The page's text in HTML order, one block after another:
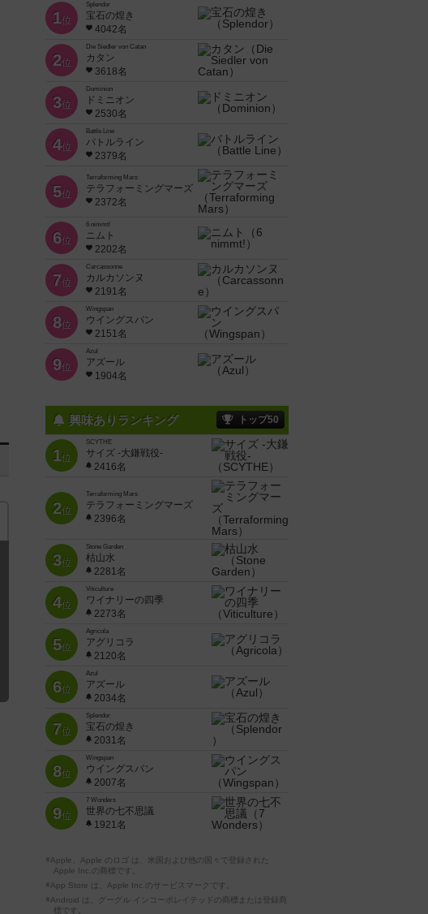
1位
Splendor
宝石の煌き
4042名
2位
Die Siedler von Catan
カタン
3618名
3位
Dominion
ドミニオン
2530名
4位
Battle Line
バトルライン
2379名
5位
Terraforming Mars
テラフォーミングマーズ
2372名
6位
6 nimmt!
ニムト
2202名
7位
Carcassonne
カルカソンヌ
2191名
8位
Wingspan
ウイングスパン
2151名
9位
Azul
アズール
1904名
興味ありランキング トップ50
1位
SCYTHE
サイズ -大鎌戦役-
2416名
2位
Terraforming Mars
テラフォーミングマーズ
2396名
3位
Stone Garden
枯山水
2281名
4位
Viticulture
ワイナリーの四季
2273名
5位
Agricola
アグリコラ
2120名
6位
Azul
アズール
2034名
7位
Splendor
宝石の煌き
2031名
8位
Wingspan
ウイングスパン
2007名
9位
7 Wonders
世界の七不思議
1921名
※Apple、Apple のロゴ は、米国および他の国々で登録された
Apple Inc.の商標です。
※App Store は、Apple Inc.のサービスマークです。
※Android は、グーグル インコーポレイテッドの商標または登録商
標です。